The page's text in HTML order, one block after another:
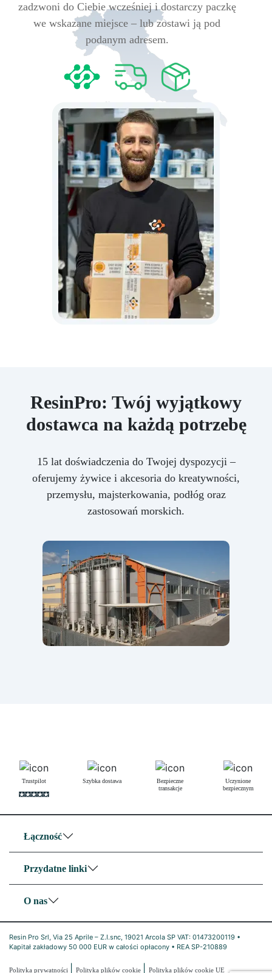
zadzwoni do Ciebie wcześniej i dostarczy paczkę
we wskazane miejsce – lub zostawi ją pod
podanym adresem.
ResinPro: Twój wyjątkowy
dostawca na każdą potrzebę
15 lat doświadczenia do Twojej dyspozycji –
oferujemy żywice i akcesoria do kreatywności,
przemysłu, majsterkowania, podłóg oraz
zastosowań morskich.
Trustpilot Szybka dostawa
Bezpieczne
transakcje
Uczynione
bezpiecznym
Łączność
Przydatne linki
O nas
Resin Pro Srl, Via 25 Aprile – Z.I.snc, 19021 Arcola SP VAT: 01473200119 •
Kapitał zakładowy 50 000 EUR w całości opłacony • REA SP-210889
Polityka prywatności Polityka plików cookie Polityka plików cookie UE